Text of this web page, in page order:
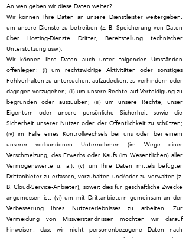
An wen geben wir diese Daten weiter?
Wir können Ihre Daten an unsere Dienstleister weitergeben,
um unsere Dienste zu betreiben (z. B. Speicherung von Daten
über Hosting-Dienste Dritter, Bereitstellung technischer
Unterstützung usw.).
Wir können Ihre Daten auch unter folgenden Umständen
offenlegen: (i) um rechtswidrige Aktivitäten oder sonstiges
Fehlverhalten zu untersuchen, aufzudecken, zu verhindern oder
dagegen vorzugehen; (ii) um unsere Rechte auf Verteidigung zu
begründen oder auszuüben; (iii) um unsere Rechte, unser
Eigentum oder unsere persönliche Sicherheit sowie die
Sicherheit unserer Nutzer oder der Öffentlichkeit zu schützen;
(iv) im Falle eines Kontrollwechsels bei uns oder bei einem
unserer verbundenen Unternehmen (im Wege einer
Verschmelzung, des Erwerbs oder Kaufs (im Wesentlichen) aller
Vermögenswerte u. a.); (v) um Ihre Daten mittels befugter
Drittanbieter zu erfassen, vorzuhalten und/oder zu verwalten (z.
B. Cloud-Service-Anbieter), soweit dies für geschäftliche Zwecke
angemessen ist; (vi) um mit Drittanbietern gemeinsam an der
Verbesserung Ihres Nutzererlebnisses zu arbeiten. Zur
Vermeidung von Missverständnissen möchten wir darauf
hinweisen, dass wir nicht personenbezogene Daten nach